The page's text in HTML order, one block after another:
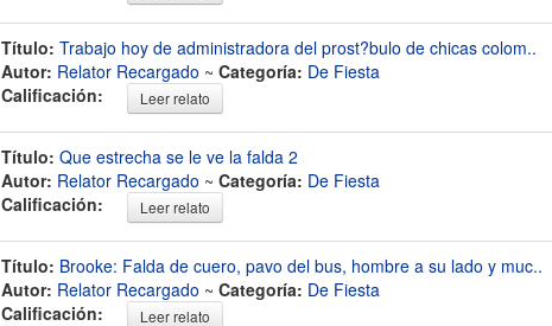
Título: Trabajo hoy de administradora del prost?bulo de chicas colom..
Autor: Relator Recargado ~ Categoría: De Fiesta
Calificación:
Leer relato
Título: Que estrecha se le ve la falda 2
Autor: Relator Recargado ~ Categoría: De Fiesta
Calificación:
Leer relato
Título: Brooke: Falda de cuero, pavo del bus, hombre a su lado y muc..
Autor: Relator Recargado ~ Categoría: De Fiesta
Calificación:
Leer relato